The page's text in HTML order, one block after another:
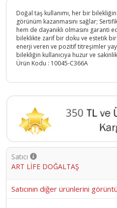
Doğal taş kullanımı, her bir
görünüm kazanmasını sağlar;
hem de dayanıklı olmasını garanti
bileklikte zarif bir doku ve estetik bir
enerji veren ve pozitif titreşimler
bilekliğin kullanıcıya huzur ve
Ürün Kodu : 10045-C366A
Satıcı
ART LİFE DOĞALTAŞ
Satıcının diğer ürünlerini